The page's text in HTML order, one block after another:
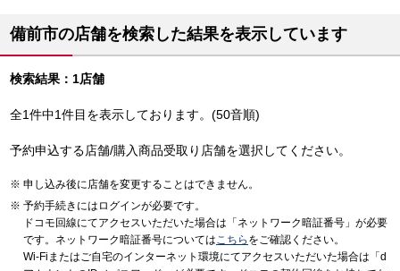
備前市の店舗を検索した結果を表示しています
検索結果：1店舗
全1件中1件目を表示しております。(50音順)
予約申込する店舗/購入商品受取り店舗を選択してください。
申し込み後に店舗を変更することはできません。
予約手続きにはログインが必要です。
ドコモ回線にてアクセスいただいた場合は「ネットワーク暗証番号」が必要
です。ネットワーク暗証番号についてはこちら をご確認ください。
Wi-Fiまたはご自宅のインターネット環境にてアクセスいただいた場合は「d